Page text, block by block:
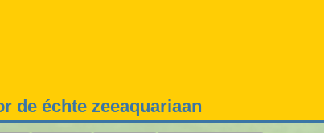
de échte zeeaquariaan